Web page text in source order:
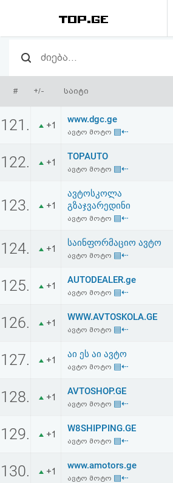
რეიტინგი
(მთავარი)
ფოსტა
პასუხი
ავტორიზაცია
პაროლის
აღდგენა
სალიცენზიო
შეთანხმება
პასუხისმგებლობის
# +/- საიტი
121. +1
www.dgc.ge
ავტო მოტო ▤⇠
122. +1
TOPAUTO
ავტო მოტო ▤⇠
123. +1
ავტოსკოლა
გზაჯვარედინი
ავტო მოტო ▤⇠
124. +1
საინფორმაციო ავტო
ავტო მოტო ▤⇠
125. +1
AUTODEALER.ge
ავტო მოტო ▤⇠
126. +1
WWW.AVTOSKOLA.GE
ავტო მოტო ▤⇠
127. +1
აი ეს აი ავტო
ავტო მოტო ▤⇠
128. +1
AVTOSHOP.GE
ავტო მოტო ▤⇠
129. +1
W8SHIPPING.GE
ავტო მოტო ▤⇠
130. +1
www.amotors.ge
ავტო მოტო ▤⇠